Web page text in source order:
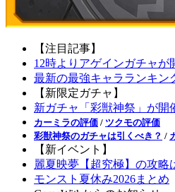
【注目記事】
12時よりアゲインガチャが
最新の最強キャラランキン
【新限定ガチャ】
新ガチャ「彩獣神祭」が開
カーミラの評価 / ツクモの評価
彩獣神祭のガチャは引くべき？ /
【新イベント】
麗夏映夢【超究極】の攻略
モンスト夏休み2026まとめ